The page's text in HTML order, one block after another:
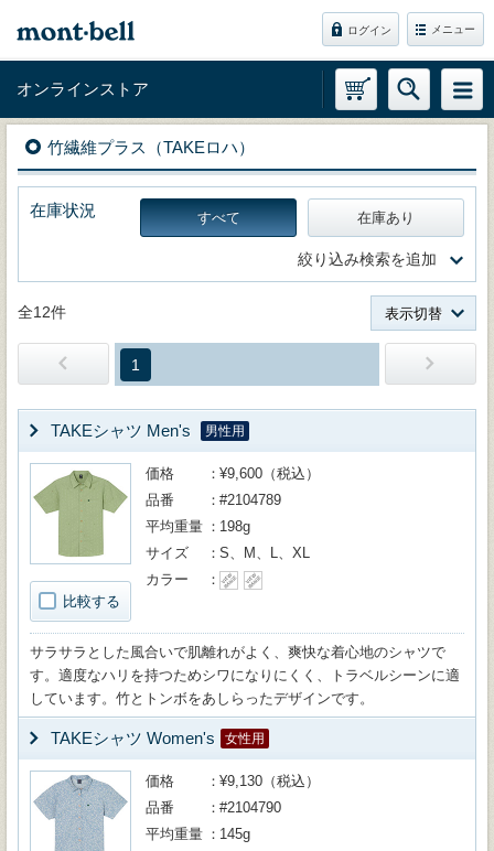
ログイン メニュー
オンラインストア
竹繊維プラス（TAKEロハ）
在庫状況 すべて 在庫あり
絞り込み検索を追加
全12件 表示切替
1
TAKEシャツ Men's 男性用
比較する
価格
¥9,600（税込）
品番
#2104789
平均重量
198g
サイズ
S、M、L、XL
カラー
サラサラとした風合いで肌離れがよく、爽快な着心地のシャツで
す。適度なハリを持つためシワになりにくく、トラベルシーンに適
しています。竹とトンボをあしらったデザインです。
TAKEシャツ Women's 女性用
価格
¥9,130（税込）
品番
#2104790
平均重量
145g